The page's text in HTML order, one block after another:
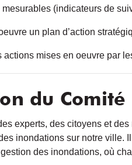
mesurables (indicateurs de
un plan d’action
mises en oeuvre par
du Comité
experts, des citoyens et
inondations sur notre ville.
des inondations, où